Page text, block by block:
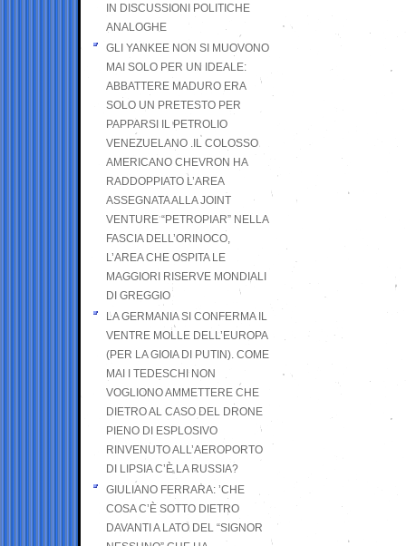
IN DISCUSSIONI POLITICHE
ANALOGHE
GLI YANKEE NON SI MUOVONO
MAI SOLO PER UN IDEALE:
ABBATTERE MADURO ERA
SOLO UN PRETESTO PER
PAPPARSI IL PETROLIO
VENEZUELANO .IL COLOSSO
AMERICANO CHEVRON HA
RADDOPPIATO L’AREA
ASSEGNATA ALLA JOINT
VENTURE “PETROPIAR” NELLA
FASCIA DELL’ORINOCO,
L’AREA CHE OSPITA LE
MAGGIORI RISERVE MONDIALI
DI GREGGIO
LA GERMANIA SI CONFERMA IL
VENTRE MOLLE DELL’EUROPA
(PER LA GIOIA DI PUTIN). COME
MAI I TEDESCHI NON
VOGLIONO AMMETTERE CHE
DIETRO AL CASO DEL DRONE
PIENO DI ESPLOSIVO
RINVENUTO ALL’AEROPORTO
DI LIPSIA C’È LA RUSSIA?
GIULIANO FERRARA: ’CHE
COSA C’È SOTTO DIETRO
DAVANTI A LATO DEL “SIGNOR